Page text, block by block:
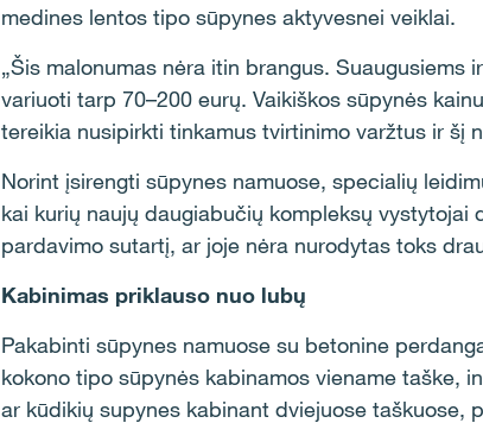
medines lentos tipo sūpynes aktyvesnei veiklai.
„Šis malonumas nėra itin brangus.
variuoti tarp 70–200 eurų. Vaikiškos sūpynės
tereikia nusipirkti tinkamus tvirtinimo varžtus ir šį
Norint įsirengti sūpynes namuose, specialių
kai kurių naujų daugiabučių kompleksų
pardavimo sutartį, ar joje nėra nurodytas toks
Kabinimas priklauso nuo lubų
Pakabinti sūpynes namuose su betonine
kokono tipo sūpynės kabinamos viename taške,
ar kūdikių supynes kabinant dviejuose taškuose,